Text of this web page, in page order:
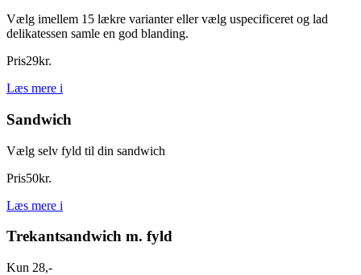
Vælg imellem 15 lækre varianter eller vælg uspecificeret og lad
delikatessen samle en god blanding.
Pris29kr.
Læs mere i
Sandwich
Vælg selv fyld til din sandwich
Pris50kr.
Læs mere i
Trekantsandwich m. fyld
Kun 28,-